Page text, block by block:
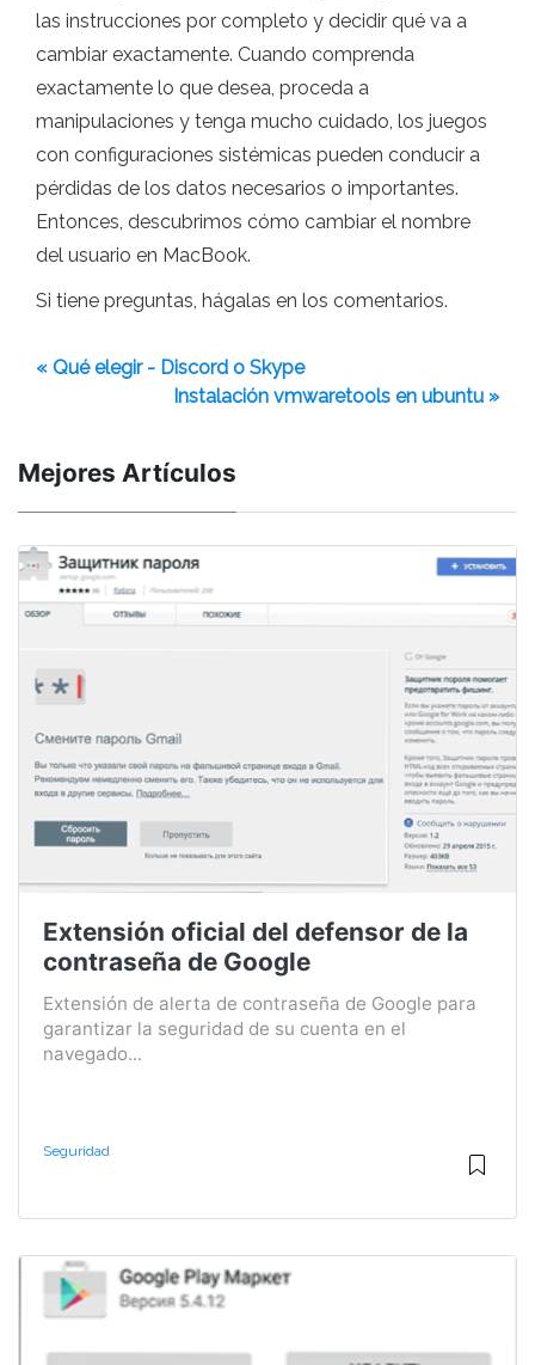
las instrucciones por completo y decidir qué va a
cambiar exactamente. Cuando comprenda
exactamente lo que desea, proceda a
manipulaciones y tenga mucho cuidado, los juegos
con configuraciones sistémicas pueden conducir a
pérdidas de los datos necesarios o importantes.
Entonces, descubrimos cómo cambiar el nombre
del usuario en MacBook.
Si tiene preguntas, hágalas en los comentarios.
« Qué elegir - Discord o Skype
Instalación vmwaretools en ubuntu »
Mejores Artículos
Extensión oficial del defensor de la
contraseña de Google
Extensión de alerta de contraseña de Google para
garantizar la seguridad de su cuenta en el
navegado...
Seguridad